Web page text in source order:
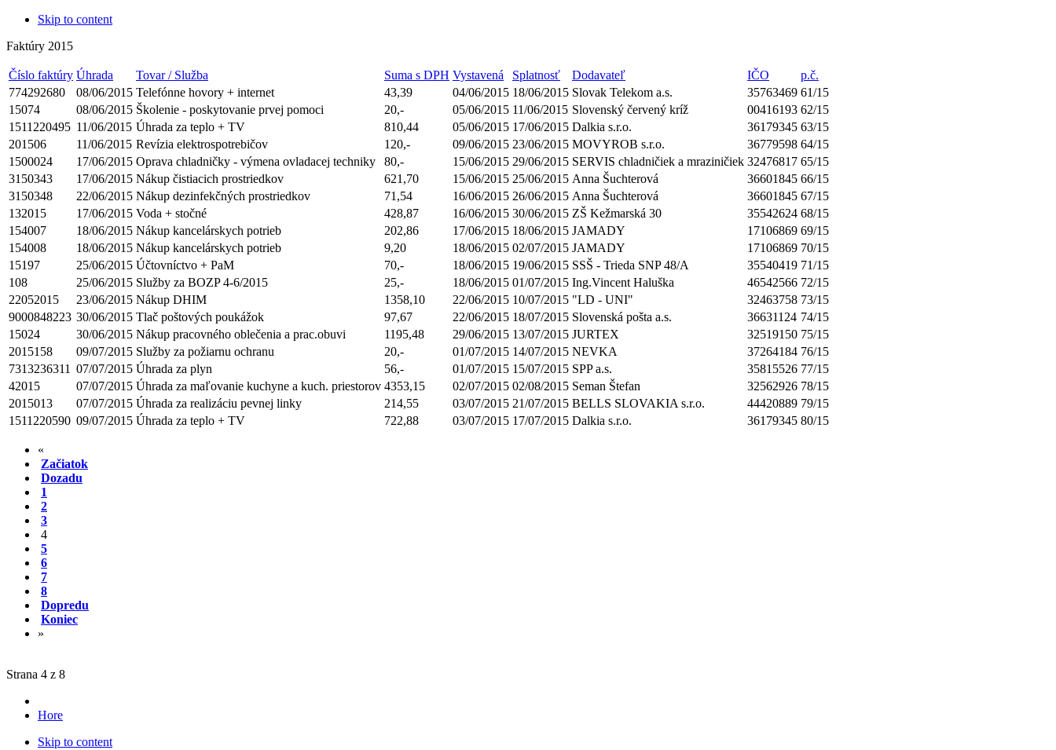
Skip to content
Faktúry 2015
Číslo faktúry Úhrada Tovar / Služba Suma s DPH Vystavená Splatnosť Dodavateľ IČO
p.č.
774292680
08/06/2015 Telefónne hovory + internet 43,39 04/06/2015 18/06/2015 Slovak Telekom a.s. 35763469 61/15
15074
08/06/2015 Školenie - poskytovanie prvej pomoci 20,- 05/06/2015 11/06/2015 Slovenský červený kríž 00416193 62/15
1511220495 11/06/2015 Úhrada za teplo + TV 810,44 05/06/2015 17/06/2015 Dalkia s.r.o. 36179345 63/15
201506
11/06/2015 Revízia elektrospotrebičov 120,- 09/06/2015 23/06/2015 MOVYROB s.r.o. 36779598 64/15
1500024
17/06/2015 Oprava chladničky - výmena ovladacej techniky 80,- 15/06/2015 29/06/2015 SERVIS chladničiek a mraziničiek 32476817 65/15
3150343
17/06/2015 Nákup čistiacich prostriedkov 621,70 15/06/2015 25/06/2015 Anna Šuchterová 36601845 66/15
3150348
22/06/2015 Nákup dezinfekčných prostriedkov 71,54 16/06/2015 26/06/2015 Anna Šuchterová 36601845 67/15
132015
17/06/2015 Voda + stočné 428,87 16/06/2015 30/06/2015 ZŠ Kežmarská 30 35542624 68/15
154007
18/06/2015 Nákup kancelárskych potrieb 202,86 17/06/2015 18/06/2015 JAMADY 17106869 69/15
154008
18/06/2015 Nákup kancelárskych potrieb 9,20 18/06/2015 02/07/2015 JAMADY 17106869 70/15
15197
25/06/2015 Účtovníctvo + PaM 70,- 18/06/2015 19/06/2015 SSŠ - Trieda SNP 48/A 35540419 71/15
108
25/06/2015 Služby za BOZP 4-6/2015 25,- 18/06/2015 01/07/2015 Ing.Vincent Haluška 46542566 72/15
22052015
23/06/2015 Nákup DHIM 1358,10 22/06/2015 10/07/2015 "LD - UNI" 32463758 73/15
9000848223 30/06/2015 Tlač poštových poukážok 97,67 22/06/2015 18/07/2015 Slovenská pošta a.s. 36631124 74/15
15024
30/06/2015 Nákup pracovného oblečenia a prac.obuvi 1195,48 29/06/2015 13/07/2015 JURTEX 32519150 75/15
2015158
09/07/2015 Služby za požiarnu ochranu 20,- 01/07/2015 14/07/2015 NEVKA 37264184 76/15
7313236311 07/07/2015 Úhrada za plyn 56,- 01/07/2015 15/07/2015 SPP a.s. 35815526 77/15
42015
07/07/2015 Úhrada za maľovanie kuchyne a kuch. priestorov 4353,15 02/07/2015 02/08/2015 Seman Štefan 32562926 78/15
2015013
07/07/2015 Úhrada za realizáciu pevnej linky 214,55 03/07/2015 21/07/2015 BELLS SLOVAKIA s.r.o. 44420889 79/15
1511220590 09/07/2015 Úhrada za teplo + TV 722,88 03/07/2015 17/07/2015 Dalkia s.r.o. 36179345 80/15
«
Začiatok
Dozadu
1
2
3
4
5
6
7
8
Dopredu
Koniec
»
Strana 4 z 8
Hore
Skip to content